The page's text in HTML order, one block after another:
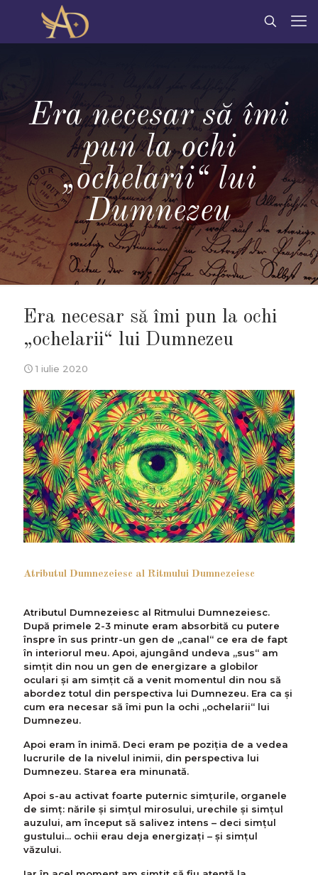
Era necesar să îmi
pun la ochi
„ochelarii“ lui
Dumnezeu
Era necesar să îmi pun la ochi
„ochelarii“ lui Dumnezeu
1 iulie 2020
Atributul Dumnezeiesc al Ritmului Dumnezeiesc
Atributul Dumnezeiesc al Ritmului Dumnezeiesc.
După primele 2-3 minute eram absorbită cu putere
înspre în sus printr-un gen de „canal“ ce era de fapt
în interiorul meu. Apoi, ajungând undeva „sus“ am
simțit din nou un gen de energizare a globilor
oculari și am simțit că a venit momentul din nou să
abordez totul din perspectiva lui Dumnezeu. Era ca și
cum era necesar să îmi pun la ochi „ochelarii“ lui
Dumnezeu.
Apoi eram în inimă. Deci eram pe poziția de a vedea
lucrurile de la nivelul inimii, din perspectiva lui
Dumnezeu. Starea era minunată.
Apoi s-au activat foarte puternic simțurile, organele
de simţ: nările și simțul mirosului, urechile și simțul
auzului, am început să salivez intens – deci simțul
gustului... ochii erau deja energizați – și simțul
văzului.